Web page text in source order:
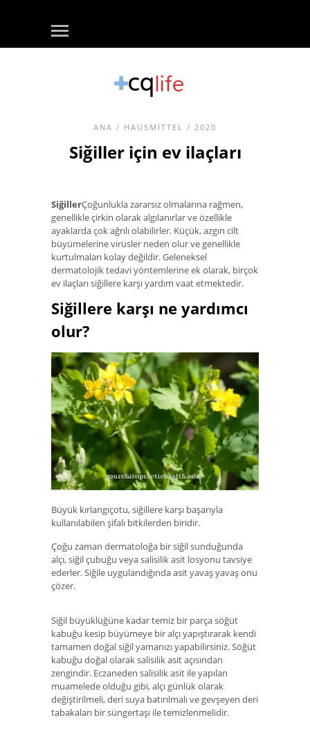
ANA / HAUSMITTEL / 2020
Siğiller için ev ilaçları
SiğillerÇoğunlukla zararsız olmalarına rağmen,
genellikle çirkin olarak algılanırlar ve özellikle
ayaklarda çok ağrılı olabilirler. Küçük, azgın cilt
büyümelerine virüsler neden olur ve genellikle
kurtulmaları kolay değildir. Geleneksel
dermatolojik tedavi yöntemlerine ek olarak, birçok
ev ilaçları siğillere karşı yardım vaat etmektedir.
Siğillere karşı ne yardımcı
olur?
Büyük kırlangıçotu, siğillere karşı başarıyla
kullanılabilen şifalı bitkilerden biridir.
Çoğu zaman dermatoloğa bir siğil sunduğunda
alçı, siğil çubuğu veya salisilik asit losyonu tavsiye
ederler. Siğile uygulandığında asit yavaş yavaş onu
çözer.
Siğil büyüklüğüne kadar temiz bir parça söğüt
kabuğu kesip büyümeye bir alçı yapıştırarak kendi
tamamen doğal siğil yamanızı yapabilirsiniz. Söğüt
kabuğu doğal olarak salisilik asit açısından
zengindir. Eczaneden salisilik asit ile yapılan
muamelede olduğu gibi, alçı günlük olarak
değiştirilmeli, deri suya batırılmalı ve gevşeyen deri
tabakaları bir süngertaşı ile temizlenmelidir.